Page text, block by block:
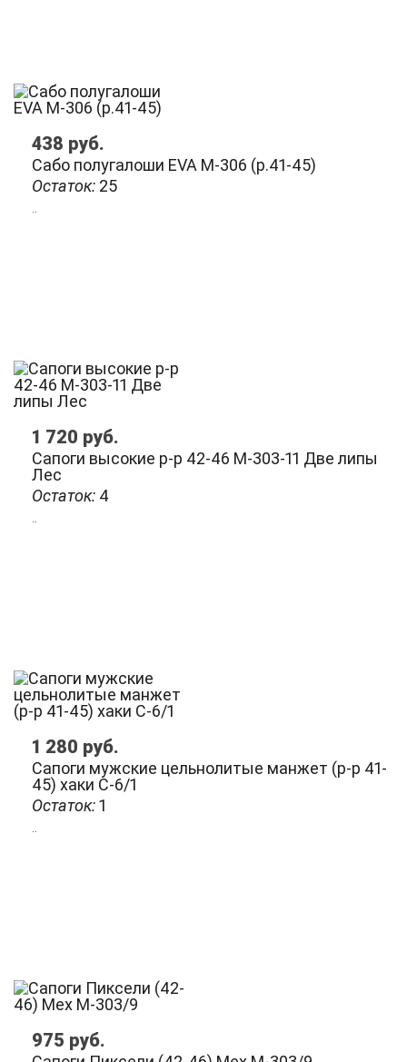
Остаток: 25
Сабо полугалоши EVA М-306 (р.41-45)
438 руб.
Остаток: 4
Сапоги высокие р-р 42-46 М-303-11 Две липы
Лес
1 720 руб.
Остаток:1
Сапоги мужские цельнолитые манжет (р-р 41-
45) хаки С-6/1
1 280 руб.
975 руб.